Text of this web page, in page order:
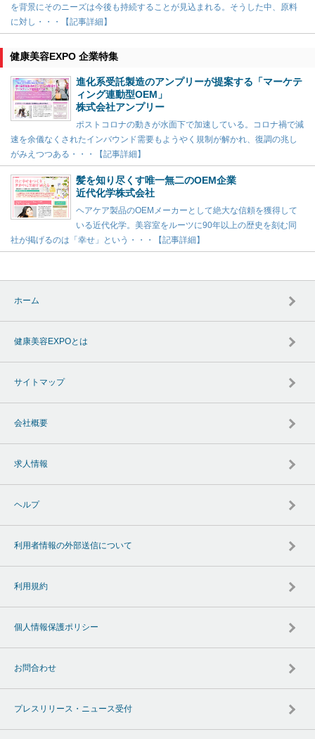
を背景にそのニーズは今後も持続することが見込まれる。そうした中、原料
に対し・・・【記事詳細】
健康美容EXPO 企業特集
進化系受託製造のアンプリーが提案する「マーケテ
ィング連動型OEM」
株式会社アンプリー
ポストコロナの動きが水面下で加速している。コロナ禍で減
速を余儀なくされたインバウンド需要もようやく規制が解かれ、復調の兆し
がみえつつある・・・【記事詳細】
髪を知り尽くす唯一無二のOEM企業
近代化学株式会社
ヘアケア製品のOEMメーカーとして絶大な信頼を獲得して
いる近代化学。美容室をルーツに90年以上の歴史を刻む同
社が掲げるのは「幸せ」という・・・【記事詳細】
ホーム
健康美容EXPOとは
サイトマップ
会社概要
求人情報
ヘルプ
利用者情報の外部送信について
利用規約
個人情報保護ポリシー
お問合わせ
プレスリリース・ニュース受付